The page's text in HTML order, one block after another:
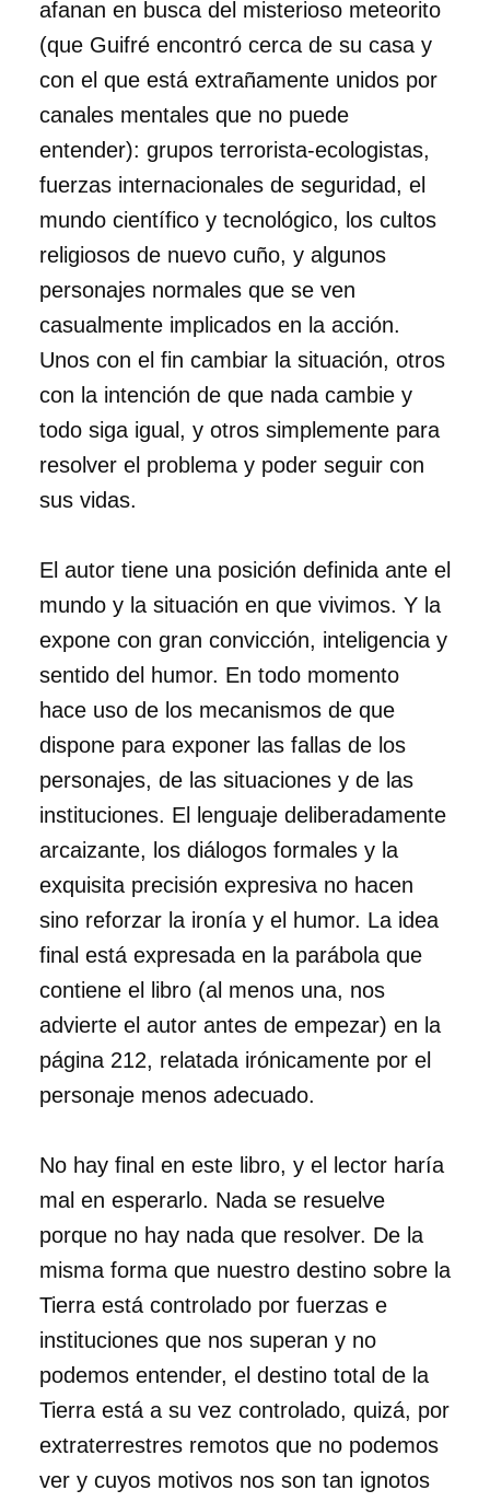
afanan en busca del misterioso meteorito
(que Guifré encontró cerca de su casa y
con el que está extrañamente unidos por
canales mentales que no puede
entender): grupos terrorista-ecologistas,
fuerzas internacionales de seguridad, el
mundo científico y tecnológico, los cultos
religiosos de nuevo cuño, y algunos
personajes normales que se ven
casualmente implicados en la acción.
Unos con el fin cambiar la situación, otros
con la intención de que nada cambie y
todo siga igual, y otros simplemente para
resolver el problema y poder seguir con
sus vidas.
El autor tiene una posición definida ante el
mundo y la situación en que vivimos. Y la
expone con gran convicción, inteligencia y
sentido del humor. En todo momento
hace uso de los mecanismos de que
dispone para exponer las fallas de los
personajes, de las situaciones y de las
instituciones. El lenguaje deliberadamente
arcaizante, los diálogos formales y la
exquisita precisión expresiva no hacen
sino reforzar la ironía y el humor. La idea
final está expresada en la parábola que
contiene el libro (al menos una, nos
advierte el autor antes de empezar) en la
página 212, relatada irónicamente por el
personaje menos adecuado.
No hay final en este libro, y el lector haría
mal en esperarlo. Nada se resuelve
porque no hay nada que resolver. De la
misma forma que nuestro destino sobre la
Tierra está controlado por fuerzas e
instituciones que nos superan y no
podemos entender, el destino total de la
Tierra está a su vez controlado, quizá, por
extraterrestres remotos que no podemos
ver y cuyos motivos nos son tan ignotos